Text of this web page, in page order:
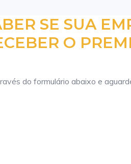
SE SUA
O
do formulário abaixo e